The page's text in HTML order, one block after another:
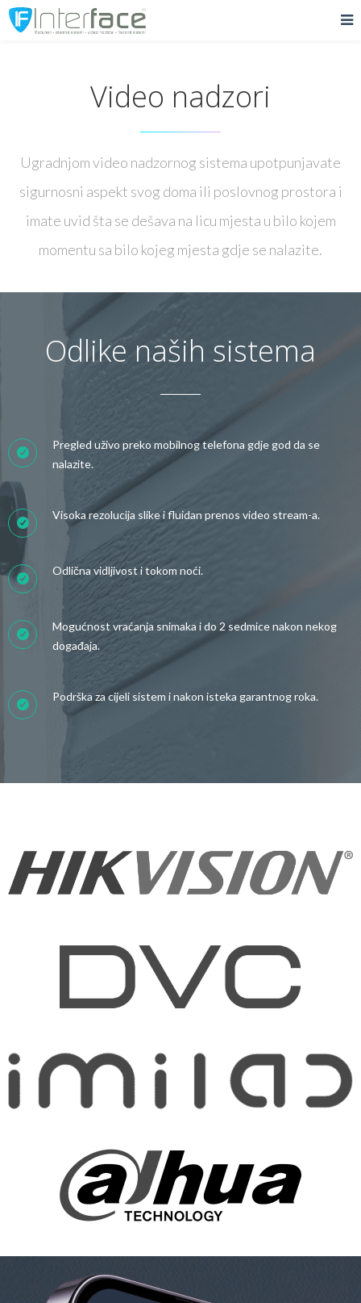
Video nadzori
Ugradnjom video nadzornog sistema upotpunjavate
sigurnosni aspekt svog doma ili poslovnog prostora i
imate uvid šta se dešava na licu mjesta u bilo kojem
momentu sa bilo kojeg mjesta gdje se nalazite.
Odlike naših sistema
Pregled uživo preko mobilnog telefona gdje god da se
nalazite.
Visoka rezolucija slike i fluidan prenos video stream-a.
Odlična vidljivost i tokom noći.
Mogućnost vraćanja snimaka i do 2 sedmice nakon nekog
događaja.
Podrška za cijeli sistem i nakon isteka garantnog roka.